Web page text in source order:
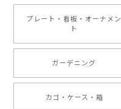
プレート・看板・オーナメン
ト
ガーデニング
カゴ・ケース・箱